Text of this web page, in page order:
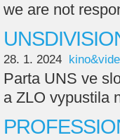
we are not
28. 1. 2024
Parta UNS ve
a ZLO vypustila